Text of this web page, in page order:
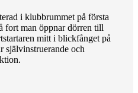
i klubbrummet på första
fort man öppnar dörren till
mitt i blickfånget på
självinstruerande och